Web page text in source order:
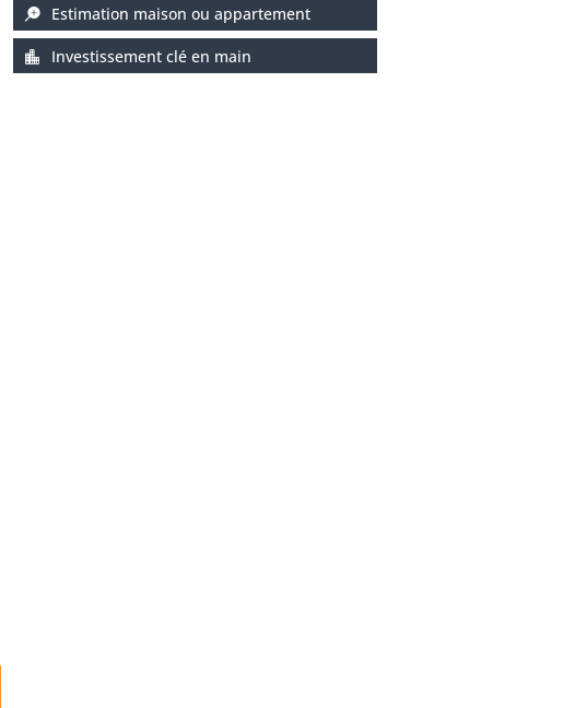
Estimation maison ou appartement
Investissement clé en main